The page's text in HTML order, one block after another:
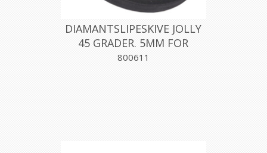
DIAMANTSLIPESKIVE JOLLY
45 GRADER. 5MM FOR
VINKELSLIPER, MONTOLIT
800611